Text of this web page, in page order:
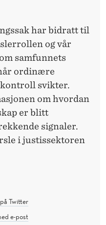
har bidratt til
og vår
samfunnets
ordinære
kontroll svikter.
om hvordan
er blitt
signaler.
i justissektoren
Twitter
e-post